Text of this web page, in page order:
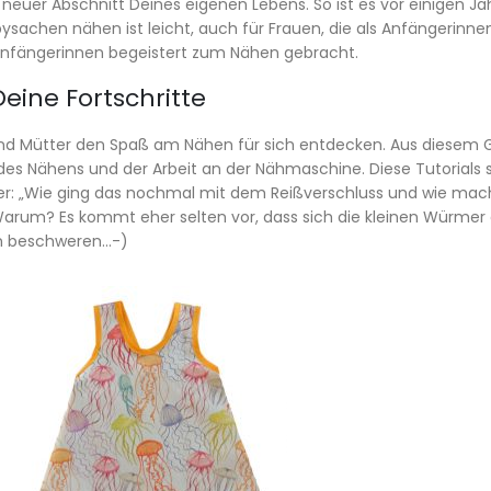
Abschnitt Deines eigenen Lebens. So ist es vor einigen
nähen ist leicht, auch für Frauen, die als
begeistert zum Nähen gebracht.
Fortschritte
Mütter den Spaß am Nähen für sich entdecken. Aus
Nähens und der Arbeit an der Nähmaschine. Diese
„Wie ging das nochmal mit dem Reißverschluss und wie
Es kommt eher selten vor, dass sich die kleinen
beschweren…-)